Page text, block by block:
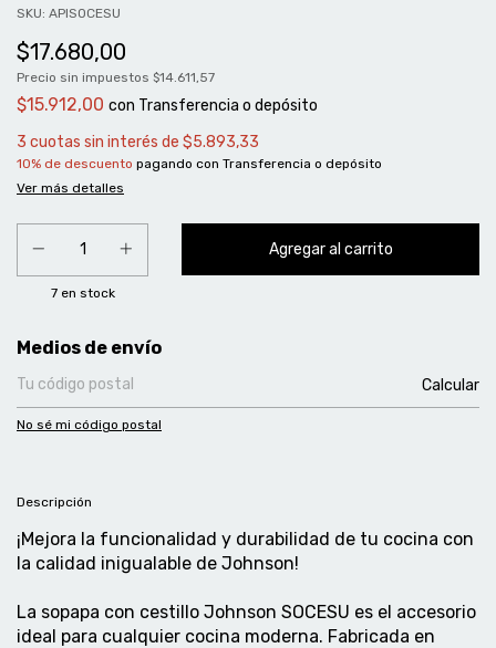
SKU: APISOCESU
$17.680,00
Precio sin impuestos $14.611,57
$15.912,00 con Transferencia o depósito
3 cuotas sin interés de $5.893,33
10% de descuento pagando con Transferencia o depósito
Ver más detalles
7en stock
Entregas para el CP:
Medios de envío
Calcular
No sé mi código postal
Descripción
¡Mejora la funcionalidad y durabilidad de tu cocina con
la calidad inigualable de Johnson!
La sopapa con cestillo Johnson SOCESU es el accesorio
ideal para cualquier cocina moderna. Fabricada en